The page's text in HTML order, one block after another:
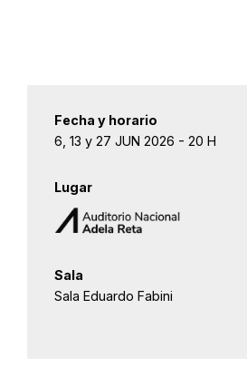
Fecha y horario
6, 13 y 27 JUN 2026 - 20 H
Lugar
Sala
Sala Eduardo Fabini